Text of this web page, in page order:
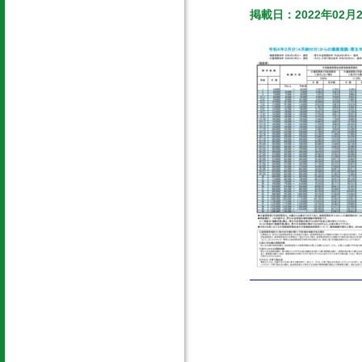
掲載日：2022年02月